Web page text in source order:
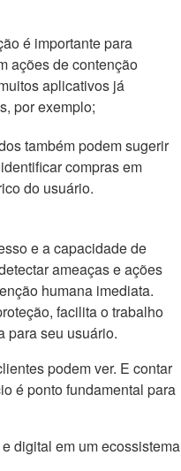
é importante para
ações de contenção
aplicativos já
por exemplo;
também podem sugerir
compras em
do usuário.
e a capacidade de
ameaças e ações
humana imediata.
facilita o trabalho
para seu usuário.
podem ver. E contar
é ponto fundamental para
digital em um ecossistema